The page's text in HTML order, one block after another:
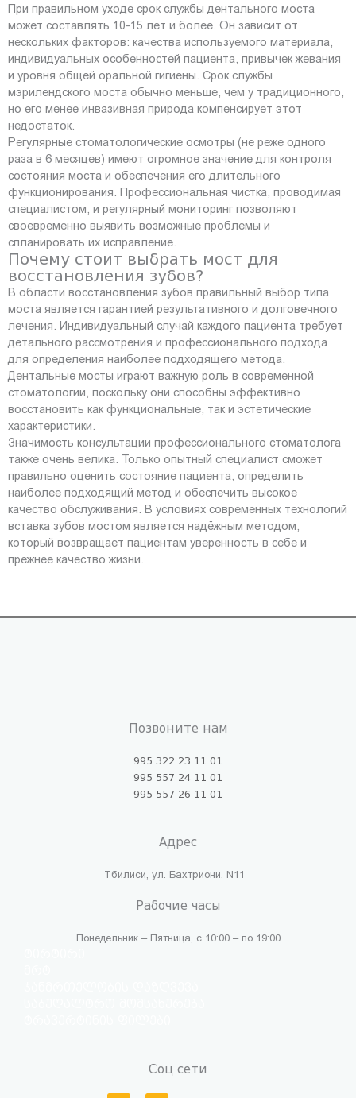
При правильном уходе срок службы дентального моста
может составлять 10-15 лет и более. Он зависит от
нескольких факторов: качества используемого материала,
индивидуальных особенностей пациента, привычек жевания
и уровня общей оральной гигиены. Срок службы
мэрилендского моста обычно меньше, чем у традиционного,
но его менее инвазивная природа компенсирует этот
недостаток.
Регулярные стоматологические осмотры (не реже одного
раза в 6 месяцев) имеют огромное значение для контроля
состояния моста и обеспечения его длительного
функционирования. Профессиональная чистка, проводимая
специалистом, и регулярный мониторинг позволяют
своевременно выявить возможные проблемы и
спланировать их исправление.
Почему стоит выбрать мост для
восстановления зубов?
В области восстановления зубов правильный выбор типа
моста является гарантией результативного и долговечного
лечения. Индивидуальный случай каждого пациента требует
детального рассмотрения и профессионального подхода
для определения наиболее подходящего метода.
Дентальные мосты играют важную роль в современной
стоматологии, поскольку они способны эффективно
восстановить как функциональные, так и эстетические
характеристики.
Значимость консультации профессионального стоматолога
также очень велика. Только опытный специалист сможет
правильно оценить состояние пациента, определить
наиболее подходящий метод и обеспечить высокое
качество обслуживания. В условиях современных технологий
вставка зубов мостом является надёжным методом,
который возвращает пациентам уверенность в себе и
прежнее качество жизни.
Позвоните нам
995 322 23 11 01
995 557 24 11 01
995 557 26 11 01
Адрес
Тбилиси, ул. Бахтриони. N11
Рабочие часы
Понедельник – Пятница, с 10:00 – по 19:00
Соц сети